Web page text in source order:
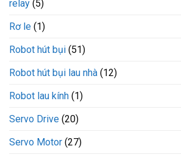
relay (5)
Rơ le (1)
Robot hút bụi (51)
Robot hút bụi lau nhà (12)
Robot lau kính (1)
Servo Drive (20)
Servo Motor (27)